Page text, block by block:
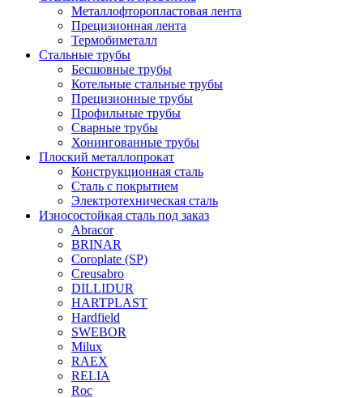
Металлофторопластовая лента
Прецизионная лента
Термобиметалл
Стальные трубы
Бесшовные трубы
Котельные стальные трубы
Прецизионные трубы
Профильные трубы
Сварные трубы
Хонингованные трубы
Плоский металлопрокат
Конструкционная сталь
Сталь с покрытием
Электротехническая сталь
Износостойкая сталь под заказ
Abracor
BRINAR
Coroplate (SP)
Creusabro
DILLIDUR
HARTPLAST
Hardfield
SWEBOR
Milux
RAEX
RELIA
Roc